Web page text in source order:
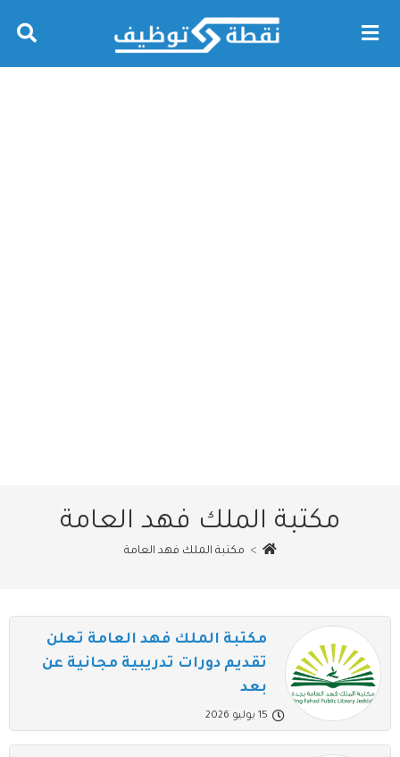
مكتبة الملك فهد العامة
> مكتبة الملك فهد العامة
مكتبة الملك فهد العامة تعلن
تقديم دورات تدريبية مجانية عن
بعد
15 يوليو 2026